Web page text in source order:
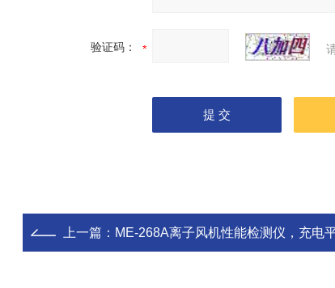
验证码：
上一篇： ME-268A离子风机性能检测仪，充电